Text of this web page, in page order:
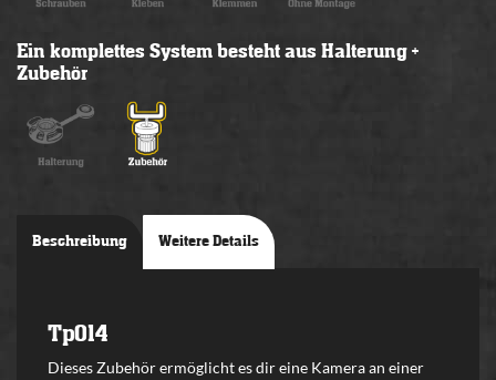
Ein komplettes System besteht aus Halterung +
Zubehör
Beschreibung Weitere Details
Tp014
Dieses Zubehör ermöglicht es dir eine Kamera an einer